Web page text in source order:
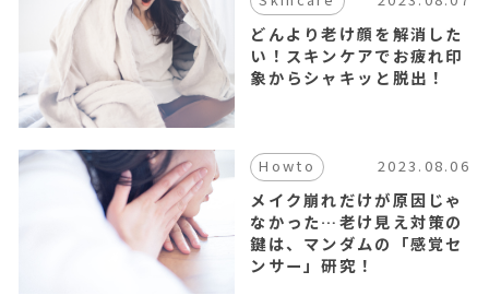
どんより老け顔を解消した
い！スキンケアでお疲れ印
象からシャキッと脱出！
Howto 2023.08.06
メイク崩れだけが原因じゃ
なかった…老け見え対策の
鍵は、マンダムの「感覚セ
ンサー」研究！